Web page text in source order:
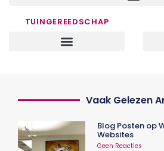
TUINGEREEDSCHAP
Vaak Gelezen
Blog Posten op
Websites
Geen Reacties